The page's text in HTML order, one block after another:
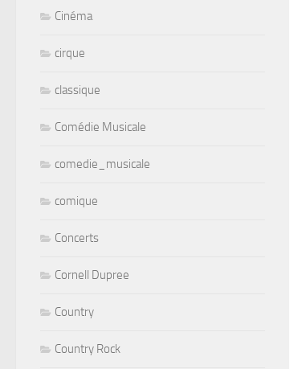
Cinéma
cirque
classique
Comédie Musicale
comedie_musicale
comique
Concerts
Cornell Dupree
Country
Country Rock